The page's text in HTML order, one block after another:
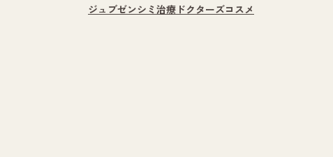
ジュブゼンシミ治療 ドクターズコスメ